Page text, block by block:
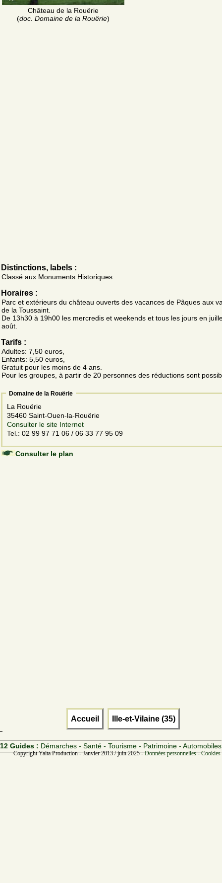
Château de la Rouërie
(doc. Domaine de la Rouërie)
Distinctions, labels :
Classé aux Monuments Historiques
Horaires :
Parc et extérieurs du château ouverts des vacances de Pâques aux
de la Toussaint.
De 13h30 à 19h00 les mercredis et weekends et tous les jours en
août.
Tarifs :
Adultes: 7,50 euros,
Enfants: 5,50 euros,
Gratuit pour les moins de 4 ans.
Pour les groupes, à partir de 20 personnes des réductions sont
Domaine de la Rouërie
La Rouërie
35460 Saint-Ouen-la-Rouërie
Consulter le site Internet
Tel.: 02 99 97 71 06 / 06 33 77 95 09
Consulter le plan
Accueil Ille-et-Vilaine (35)
12 Guides : Démarches - Santé - Tourisme - Patrimoine - Automobiles
Copyright Yalta Production - Janvier 2013 / juin 2025 -Données personnelles -